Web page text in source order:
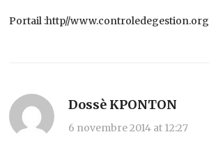
Portail :http//www.controledegestion.org
Dossè KPONTON
6 novembre 2014 at 12:27